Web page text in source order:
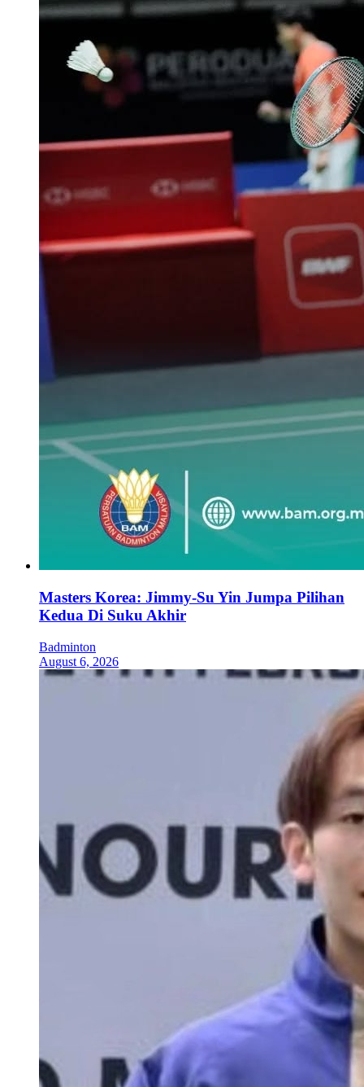
Masters Korea: Jimmy-Su Yin Jumpa Pilihan
Kedua Di Suku Akhir
Badminton
August 6, 2026